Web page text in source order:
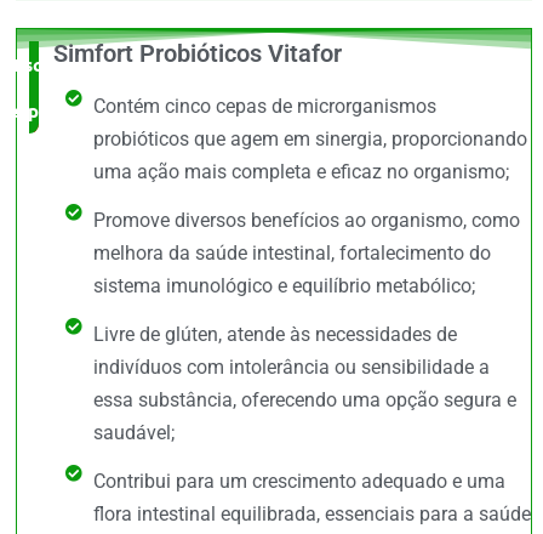
Escolha do
especialista
Simfort Probióticos Vitafor
Contém cinco cepas de microrganismos
probióticos que agem em sinergia, proporcionando
uma ação mais completa e eficaz no organismo;
Promove diversos benefícios ao organismo, como
melhora da saúde intestinal, fortalecimento do
sistema imunológico e equilíbrio metabólico;
Livre de glúten, atende às necessidades de
indivíduos com intolerância ou sensibilidade a
essa substância, oferecendo uma opção segura e
saudável;
Contribui para um crescimento adequado e uma
flora intestinal equilibrada, essenciais para a saúde